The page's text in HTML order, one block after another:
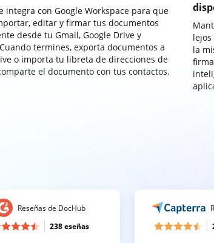
integra con Google Workspace para que
editar y firmar tus documentos
desde tu Gmail, Google Drive y
termines, exporta documentos a
o importa tu libreta de direcciones de
el documento con tus contactos.
la
Reseñas de DocHub
238 eseñas